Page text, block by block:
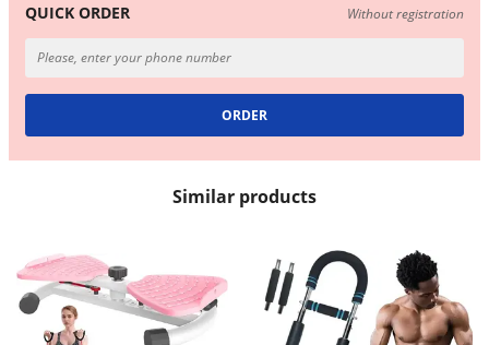
QUICK ORDER Without registration
Similar products